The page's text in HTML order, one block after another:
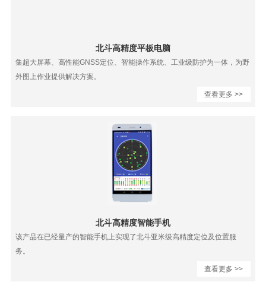
北斗高精度平板电脑
集超大屏幕、高性能GNSS定位、智能操作系统、工业级防护为一体，为野
外图上作业提供解决方案。
查看更多 >>
北斗高精度智能手机
该产品在已经量产的智能手机上实现了北斗亚米级高精度定位及位置服
务。
查看更多 >>